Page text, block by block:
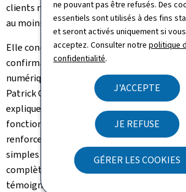
ne pouvant pas être refusés. Des
essentiels sont utilisés à des fins
et seront activés uniquement si
acceptez. Consulter notrepolitique
confidentialité.
J'ACCEPTE
JE REFUSE
GÉRER LES COOKIES
clients non-résidents ayant une relation
au moins une commune luxembourgeoise.
Elle concerne l'ensemble des
confirmant la volonté des partenaires
numérique cohérent et homogène à
Patrick Goldschmidt, échevin à la Ville de
explique:
"Avec la mise en oeuvre de cette
fonctionnalité via myguichet.lu, la Ville de
renforce son approche Smart City pour
simples et accessibles à tous. Cette
complète l'offre déjà disponible sur
e-
témoigne de notre engagement constant